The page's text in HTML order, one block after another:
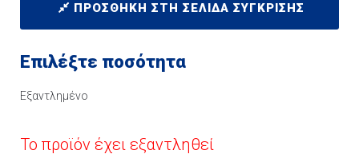
ΠΡΟΣΘΉΚΗ ΣΤΗ ΣΕΛΊΔΑ ΣΎΓΚΡΙΣΗΣ
Επιλέξτε ποσότητα
Εξαντλημένο
Το προϊόν έχει εξαντληθεί